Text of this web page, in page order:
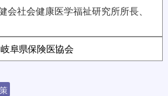
会社会健康医学福祉研究所所長、
岐阜県保険医協会